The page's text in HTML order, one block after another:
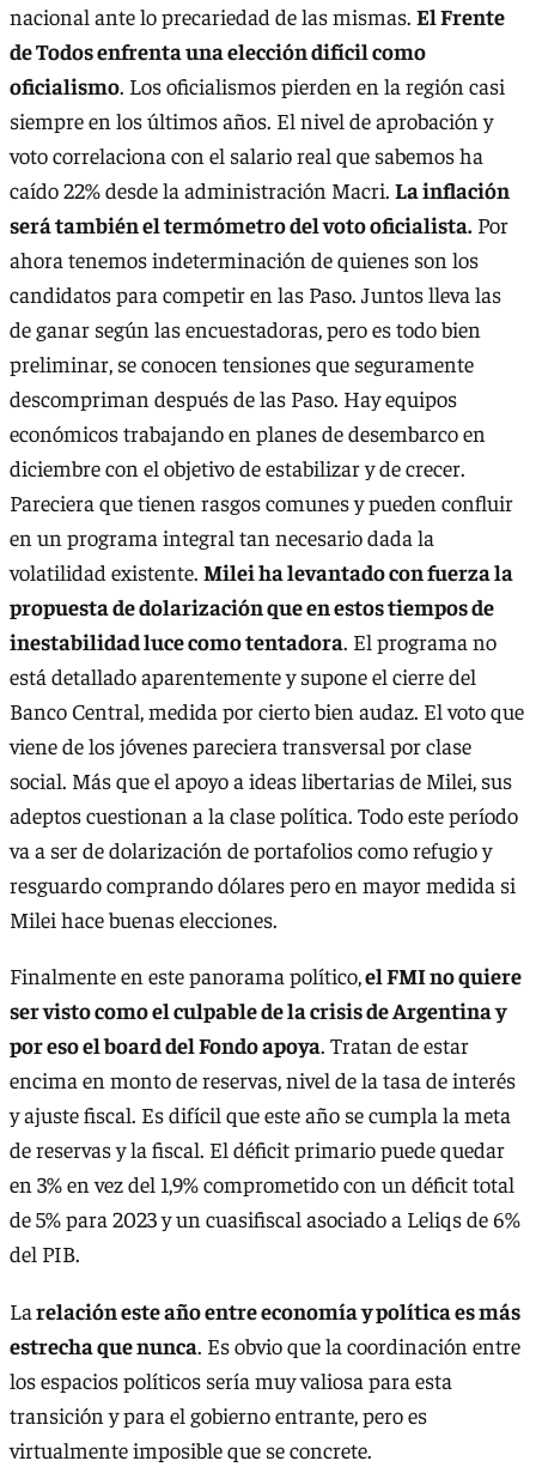
nacional ante lo precariedad de las mismas. El Frente
de Todos enfrenta una elección difícil como
oficialismo. Los oficialismos pierden en la región casi
siempre en los últimos años. El nivel de aprobación y
voto correlaciona con el salario real que sabemos ha
caído 22% desde la administración Macri. La inflación
será también el termómetro del voto oficialista. Por
ahora tenemos indeterminación de quienes son los
candidatos para competir en las Paso. Juntos lleva las
de ganar según las encuestadoras, pero es todo bien
preliminar, se conocen tensiones que seguramente
descompriman después de las Paso. Hay equipos
económicos trabajando en planes de desembarco en
diciembre con el objetivo de estabilizar y de crecer.
Pareciera que tienen rasgos comunes y pueden confluir
en un programa integral tan necesario dada la
volatilidad existente. Milei ha levantado con fuerza la
propuesta de dolarización que en estos tiempos de
inestabilidad luce como tentadora. El programa no
está detallado aparentemente y supone el cierre del
Banco Central, medida por cierto bien audaz. El voto que
viene de los jóvenes pareciera transversal por clase
social. Más que el apoyo a ideas libertarias de Milei, sus
adeptos cuestionan a la clase política. Todo este período
va a ser de dolarización de portafolios como refugio y
resguardo comprando dólares pero en mayor medida si
Milei hace buenas elecciones.
Finalmente en este panorama político,el FMI no quiere
ser visto como el culpable de la crisis de Argentina y
por eso el board del Fondo apoya. Tratan de estar
encima en monto de reservas, nivel de la tasa de interés
y ajuste fiscal. Es difícil que este año se cumpla la meta
de reservas y la fiscal. El déficit primario puede quedar
en 3% en vez del 1,9% comprometido con un déficit total
de 5% para 2023 y un cuasifiscal asociado a Leliqs de 6%
del PIB.
Larelación este año entre economía y política es más
estrecha que nunca. Es obvio que la coordinación entre
los espacios políticos sería muy valiosa para esta
transición y para el gobierno entrante, pero es
virtualmente imposible que se concrete.